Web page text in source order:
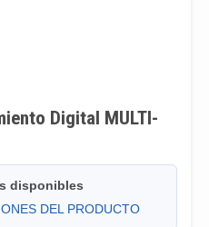
Digital MULTI-
disponibles
DEL PRODUCTO